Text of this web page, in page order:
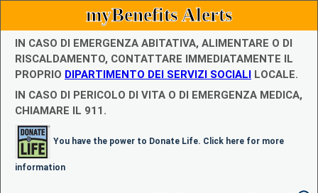
myBenefits Alerts
IN CASO DI EMERGENZA ABITATIVA, ALIMENTARE O DI
RISCALDAMENTO, CONTATTARE IMMEDIATAMENTE IL
PROPRIO DIPARTIMENTO DEI SERVIZI SOCIALI LOCALE.
IN CASO DI PERICOLO DI VITA O DI EMERGENZA MEDICA,
CHIAMARE IL 911.
You have the power to Donate Life. Click here for more
information